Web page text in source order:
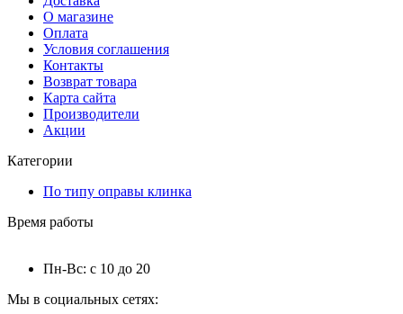
О магазине
Оплата
Условия соглашения
Контакты
Возврат товара
Карта сайта
Производители
Акции
Категории
По типу оправы клинка
Время работы
Пн-Вс: с 10 до 20
Мы в социальных сетях: